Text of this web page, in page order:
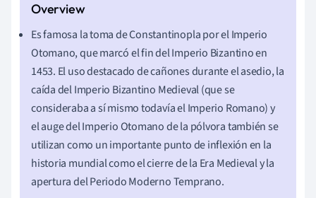
Es famosa la toma de Constantinopla por el Imperio
Otomano, que marcó el fin del Imperio Bizantino en
1453. El uso destacado de cañones durante el asedio, la
caída del Imperio Bizantino Medieval (que se
consideraba a sí mismo todavía el Imperio Romano) y
el auge del Imperio Otomano de la pólvora también se
utilizan como un importante punto de inflexión en la
historia mundial como el cierre de la Era Medieval y la
apertura del Periodo Moderno Temprano.